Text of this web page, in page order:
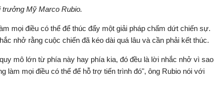
trưởng Mỹ Marco Rubio.
mọi điều có thể để thúc đẩy một giải pháp chấm dứt chiến sự.
nhở rằng cuộc chiến đã kéo dài quá lâu và cần phải kết thúc.
mô lớn từ phía này hay phía kia, đó đều là lời nhắc nhở vì sao
làm mọi điều có thể để hỗ trợ tiến trình đó", ông Rubio nói với